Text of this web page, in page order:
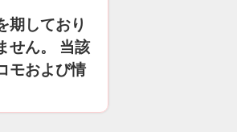
期しており
せん。 当該
モおよび情